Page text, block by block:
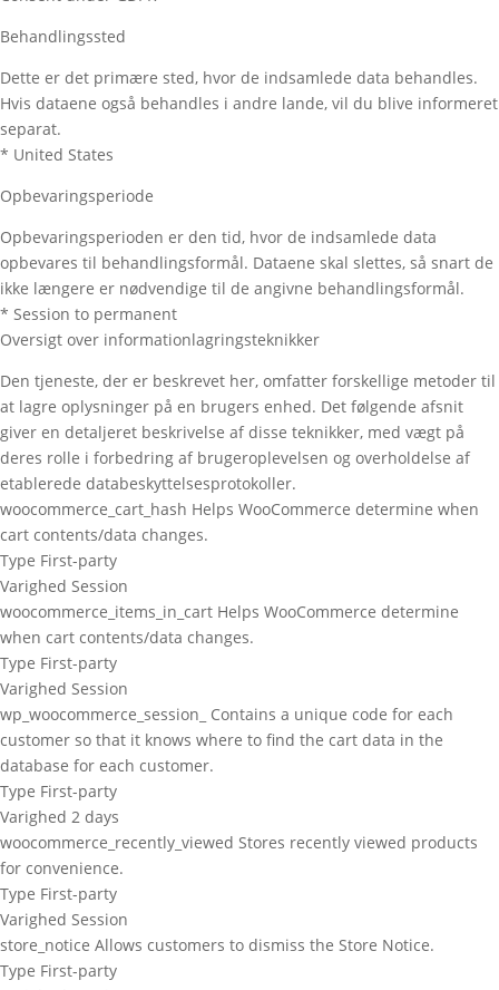
Behandlingssted
Dette er det primære sted, hvor de indsamlede data behandles.
Hvis dataene også behandles i andre lande, vil du blive informeret
separat.
* United States
Opbevaringsperiode
Opbevaringsperioden er den tid, hvor de indsamlede data
opbevares til behandlingsformål. Dataene skal slettes, så snart de
ikke længere er nødvendige til de angivne behandlingsformål.
* Session to permanent
Oversigt over informationlagringsteknikker
Den tjeneste, der er beskrevet her, omfatter forskellige metoder til
at lagre oplysninger på en brugers enhed. Det følgende afsnit
giver en detaljeret beskrivelse af disse teknikker, med vægt på
deres rolle i forbedring af brugeroplevelsen og overholdelse af
etablerede databeskyttelsesprotokoller.
woocommerce_cart_hash Helps WooCommerce determine when
cart contents/data changes.
Type First-party
Varighed Session
woocommerce_items_in_cart Helps WooCommerce determine
when cart contents/data changes.
Type First-party
Varighed Session
wp_woocommerce_session_
Contains a unique code for each
customer so that it knows where to find the cart data in the
database for each customer.
Type First-party
Varighed 2 days
woocommerce_recently_viewed Stores recently viewed products
for convenience.
Type First-party
Varighed Session
store_notice Allows customers to dismiss the Store Notice.
Type First-party